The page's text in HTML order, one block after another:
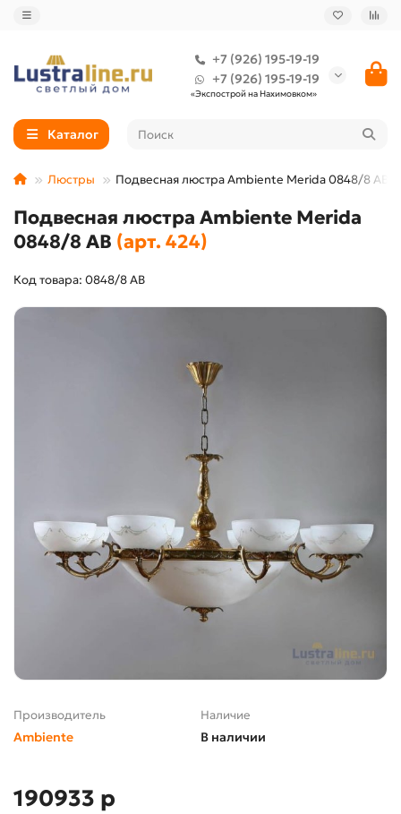
+7 (926) 195-19-19
+7 (926) 195-19-19
«Экспострой на Нахимовком»
Каталог
Люстры Подвесная люстра Ambiente Merida 0848/8 AB
Подвесная люстра Ambiente Merida
0848/8 AB (арт. 424)
Код товара: 0848/8 AB
Производитель
Ambiente
Наличие
В наличии
190933 р